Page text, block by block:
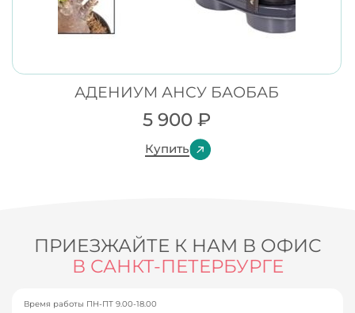
АДЕНИУМ АНСУ БАОБАБ
5 900₽
Купить
ПРИЕЗЖАЙТЕ К НАМ В ОФИС
В САНКТ-ПЕТЕРБУРГЕ
Время работы ПН-ПТ 9.00-18.00